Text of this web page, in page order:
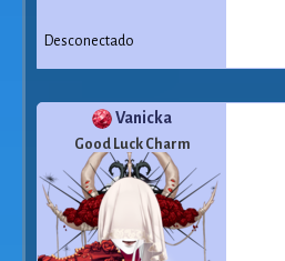
Desconectado
Vanicka
Good Luck Charm